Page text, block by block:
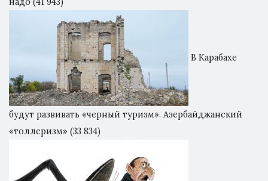
В Карабахе
будут развивать «черный туризм». Азербайджанский
«толлеризм» (33 834)